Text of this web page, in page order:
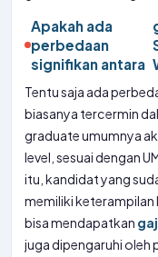
Apakah ada
perbedaan
signifikan antara
Tentu saja ada
biasanya tercermin
graduate umumnya
level, sesuai dengan
itu, kandidat yang
memiliki keterampilan
bisa mendapatkan
juga dipengaruhi oleh